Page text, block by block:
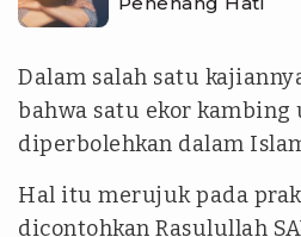
Dalam salah satu
bahwa satu ekor
diperbolehkan dalam
Hal itu merujuk pada
dicontohkan Rasulullah